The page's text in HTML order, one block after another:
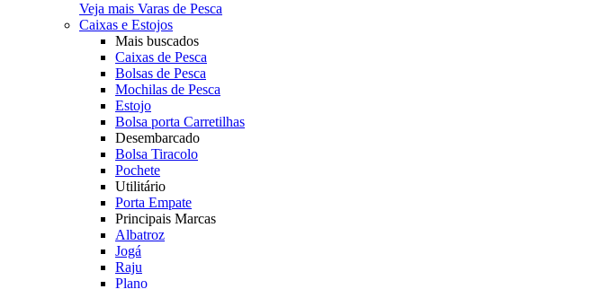
Veja mais Varas de Pesca
Caixas e Estojos
Mais buscados
Caixas de Pesca
Bolsas de Pesca
Mochilas de Pesca
Estojo
Bolsa porta Carretilhas
Desembarcado
Bolsa Tiracolo
Pochete
Utilitário
Porta Empate
Principais Marcas
Albatroz
Jogá
Raju
Plano